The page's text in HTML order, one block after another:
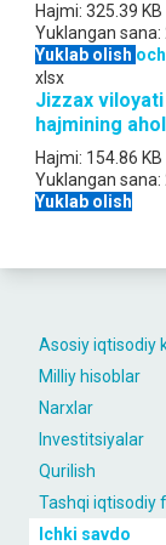
Asosiy iqtisodiy
Milliy hisoblar
Narxlar
Investitsiyalar
Qurilish
Tashqi iqtisodiy
Ichki savdo
Hajmi: 325.39 KB
Yuklangan sana:
Yuklab olish
xlsx
Jizzax
hajmining
Hajmi: 154.86 KB
Yuklangan sana:
Yuklab olish